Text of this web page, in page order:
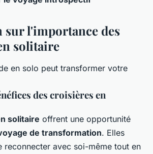
sur l'importance des
solitaire
en solo peut transformer votre
des croisières en
solitaire offrent une opportunité
de transformation. Elles
reconnecter avec soi-même tout en